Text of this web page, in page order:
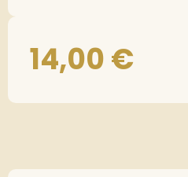
14,00€